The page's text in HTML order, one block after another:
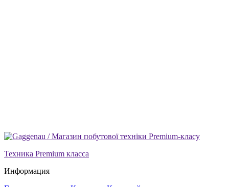
Техника Premium класса
Информация